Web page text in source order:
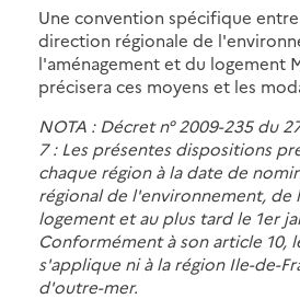
Une convention spécifique
direction régionale de
l'aménagement et du logement
précisera ces moyens et les
NOTA : Décret n° 2009-235 du
7 : Les présentes dispositions
chaque région à la date de
régional de l'environnement, de
logement et au plus tard le 1er
Conformément à son article 10,
s'applique ni à la région Ile-de-
d'outre-mer.